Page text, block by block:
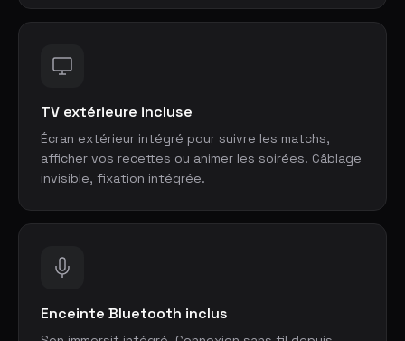
TV extérieure incluse
Écran extérieur intégré pour suivre les matchs,
afficher vos recettes ou animer les soirées. Câblage
invisible, fixation intégrée.
Enceinte Bluetooth inclus